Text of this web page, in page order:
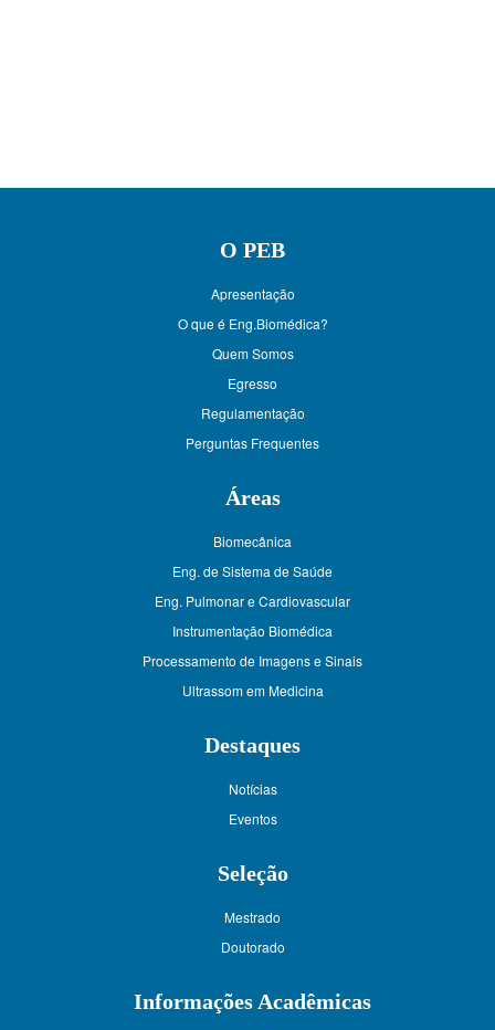
O PEB
Apresentação
O que é Eng.Biomédica?
Quem Somos
Egresso
Regulamentação
Perguntas Frequentes
Áreas
Biomecânica
Eng. de Sistema de Saúde
Eng. Pulmonar e Cardiovascular
Instrumentação Biomédica
Processamento de Imagens e Sinais
Ultrassom em Medicina
Destaques
Notícias
Eventos
Seleção
Mestrado
Doutorado
Informações Acadêmicas